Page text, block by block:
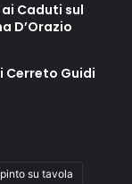
Caduti sul
D’Orazio
Cerreto Guidi
su tavola